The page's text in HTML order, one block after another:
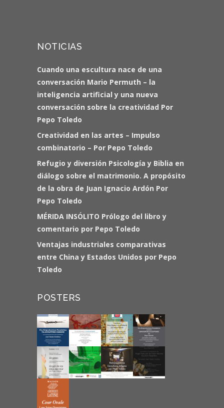
NOTICIAS
Cuando una escultura nace de una
conversación Mario Permuth – la
inteligencia artificial y una nueva
conversación sobre la creatividad Por
Pepo Toledo
Creatividad en las artes – Impulso
combinatorio – Por Pepo Toledo
Refugio y diversión Psicología y Biblia en
diálogo sobre el matrimonio. A propósito
de la obra de Juan Ignacio Ardón Por
Pepo Toledo
MÉRIDA INSÓLITO Prólogo del libro y
comentario por Pepo Toledo
Ventajas industriales comparativas
entre China y Estados Unidos por Pepo
Toledo
POSTERS